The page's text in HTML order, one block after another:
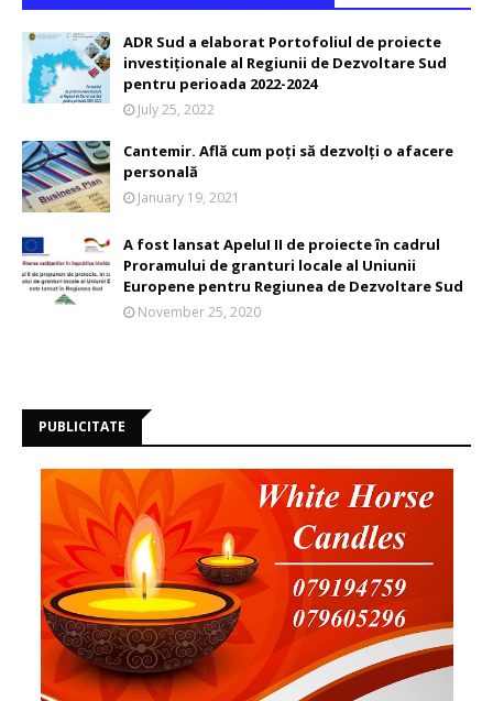
ADR Sud a elaborat Portofoliul de proiecte
investiționale al Regiunii de Dezvoltare Sud
pentru perioada 2022-2024
July 25, 2022
Cantemir. Află cum poți să dezvolți o afacere
personală
January 19, 2021
A fost lansat ApeluI II de proiecte în cadrul
Proramului de granturi locale al Uniunii
Europene pentru Regiunea de Dezvoltare Sud
November 25, 2020
PUBLICITATE